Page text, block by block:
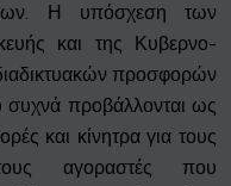
Η υπόσχεση των
και της Κυβερνο-
προσφορών
συχνά προβάλλονται ως
και κίνητρα για τους
αγοραστές που